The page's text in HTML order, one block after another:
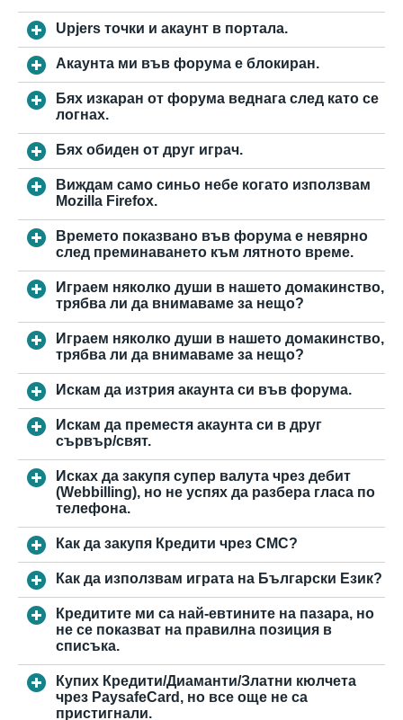
Upjers точки и акаунт в портала.
Акаунта ми във форума е блокиран.
Бях изкаран от форума веднага след като се
логнах.
Бях обиден от друг играч.
Виждам само синьо небе когато използвам
Mozilla Firefox.
Времето показвано във форума е невярно
след преминаването към лятното време.
Играем няколко души в нашето домакинство,
трябва ли да внимаваме за нещо?
Играем няколко души в нашето домакинство,
трябва ли да внимаваме за нещо?
Искам да изтрия акаунта си във форума.
Искам да преместя акаунта си в друг
сървър/свят.
Исках да закупя супер валута чрез дебит
(Webbilling), но не успях да разбера гласа по
телефона.
Как да закупя Кредити чрез СМС?
Как да използвам играта на Български Език?
Кредитите ми са най-евтините на пазара, но
не се показват на правилна позиция в
списъка.
Купих Кредити/Диаманти/Златни кюлчета
чрез PaysafeCard, но все още не са
пристигнали.